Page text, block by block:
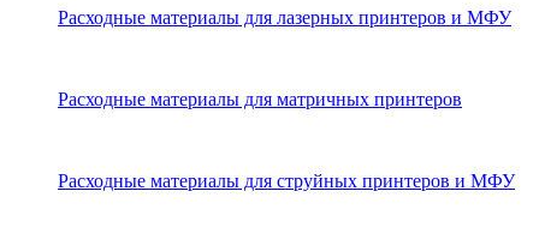
Расходные материалы для лазерных принтеров и МФУ
Расходные материалы для матричных принтеров
Расходные материалы для струйных принтеров и МФУ